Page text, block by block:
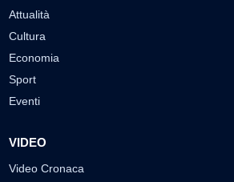
Attualità
Cultura
Economia
Sport
Eventi
VIDEO
Video Cronaca